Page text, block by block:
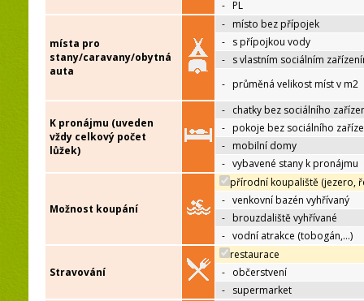
- PL
místa pro
stany/caravany/obytná
auta
- místo bez přípojek
- s přípojkou vody
- s vlastním sociálním
- průměná velikost míst v m2
K pronájmu (uveden
vždy celkový počet
lůžek)
- chatky bez sociálního
- pokoje bez sociálního
- mobilní domy
- vybavené stany k pronájmu
Možnost koupání
přírodní koupaliště (jezero,
- venkovní bazén vyhřívaný
- brouzdaliště vyhřívané
- vodní atrakce (tobogán,…)
Stravování
restaurace
- občerstvení
- supermarket